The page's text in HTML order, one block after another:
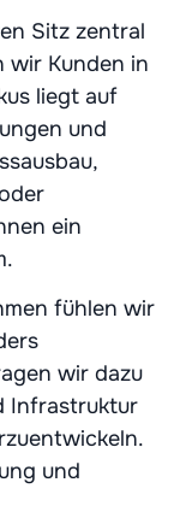
Sitz zentral
wir Kunden in
liegt auf
und
ein
fühlen wir
wir dazu
Infrastruktur
und